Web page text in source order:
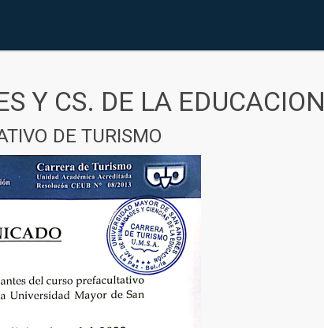
Y CS. DE LA EDUCACION
DE TURISMO